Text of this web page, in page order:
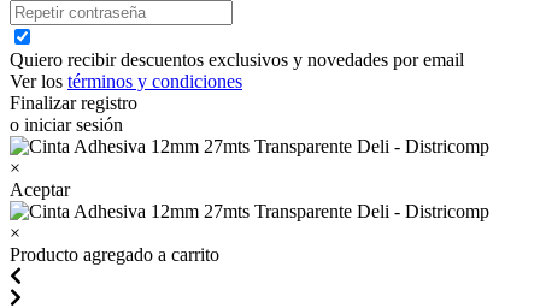
Quiero recibir descuentos exclusivos y novedades por email
Ver los términos y condiciones
Finalizar registro
o iniciar sesión
×
Aceptar
×
Producto agregado a carrito